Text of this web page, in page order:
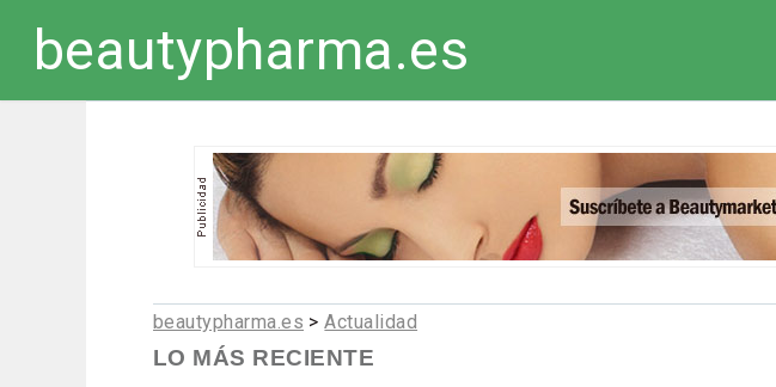
beautypharma.es
beautypharma.es >Actualidad
LO MÁS RECIENTE